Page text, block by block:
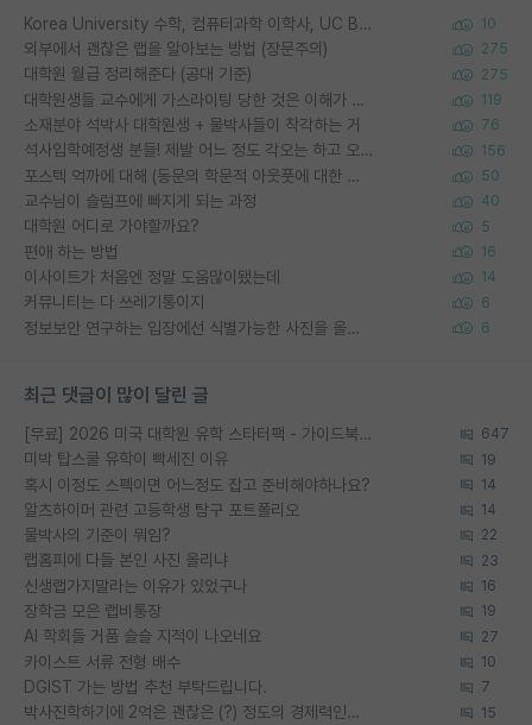
Korea University 수학, 컴퓨터과학 이학사, UC Berkeley 산업공학 대학원 공학박사가 되는 것은 쉽지 않겠죠? 10
외부에서 괜찮은 랩을 알아보는 방법 (장문주의) 275
대학원 월급 정리해준다 (공대 기준) 275
대학원생들 교수에게 가스라이팅 당한 것은 이해가 갑니다. 안타깝네요. 119
소재분야 석박사 대학원생 + 물박사들이 착각하는 거 76
석사입학예정생 분들! 제발 어느 정도 각오는 하고 오세요. 156
포스텍 억까에 대해 (동문의 학문적 아웃풋에 대한 반박) 50
교수님이 슬럼프에 빠지게 되는 과정 40
대학원 어디로 가야할까요? 5
편애 하는 방법 16
이사이트가 처음엔 정말 도움많이됐는데 14
커뮤니티는 다 쓰레기통이지 6
정보보안 연구하는 입장에선 식별가능한 사진을 올리는건 비추이긴함 6
최근 댓글이 많이 달린 글
[무료] 2026 미국 대학원 유학 스타터팩 - 가이드북 & 합격자 컨택메일 템플릿 647
미박 탑스쿨 유학이 빡세진 이유 19
혹시 이정도 스펙이면 어느정도 잡고 준비해야하나요? 14
알츠하이머 관련 고등학생 탐구 포트폴리오 14
물박사의 기준이 뭐임? 22
랩홈피에 다들 본인 사진 올리냐 23
신생랩가지말라는 이유가 있었구나 16
장학금 모은 랩비통장 19
AI 학회들 거품 슬슬 지적이 나오네요 27
카이스트 서류 전형 배수 10
DGIST 가는 방법 추천 부탁드립니다. 7
박사진학하기에 2억은 괜찮은 (?) 정도의 경제력인가요 15